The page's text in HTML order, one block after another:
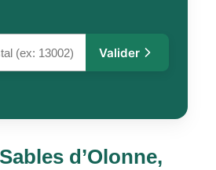
Valider
d’Olonne,